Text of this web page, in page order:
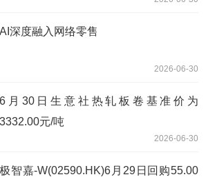
AI深度融入网络零售
2026-06-30
6月30日生意社热轧板卷基准价为
3332.00元/吨
2026-06-30
极智嘉-W(02590.HK)6月29日回购55.00